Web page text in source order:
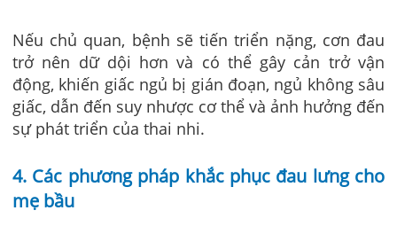
Nếu chủ quan, bệnh sẽ tiến triển nặng, cơn đau
trở nên dữ dội hơn và có thể gây cản trở vận
động, khiến giấc ngủ bị gián đoạn, ngủ không sâu
giấc, dẫn đến suy nhược cơ thể và ảnh hưởng đến
sự phát triển của thai nhi.
4. Các phương pháp khắc phục đau lưng cho
mẹ bầu